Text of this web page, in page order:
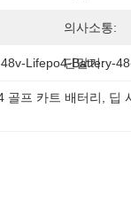
의사소통:
Lifepo4-Battery-
단말기:
골프 카트 배터리, 딥